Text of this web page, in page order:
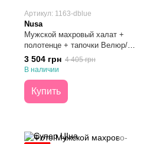
Артикул: 1163-dblue
Nusa
Мужской махровый халат +
полотенце + тапочки Велюр/
Махра Nusa Синий L/XL
3 504 грн 4 405 грн
В наличии
Купить